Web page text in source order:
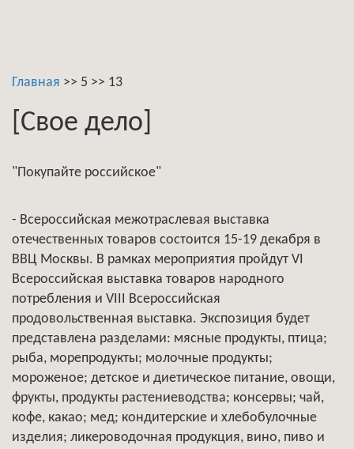
Главная >> 5 >> 13
[Свое дело]
"Покупайте российское"
- Всероссийская межотраслевая выставка
отечественных товаров состоится 15-19 декабря в
ВВЦ Москвы. В рамках мероприятия пройдут VI
Всероссийская выставка товаров народного
потребления и VIII Всероссийская
продовольственная выставка. Экспозиция будет
представлена разделами: мясные продукты, птица;
рыба, морепродукты; молочные продукты;
мороженое; детское и диетическое питание, овощи,
фрукты, продукты растениеводства; консервы; чай,
кофе, какао; мед; кондитерские и хлебобулочные
изделия; ликероводочная продукция, вино, пиво и